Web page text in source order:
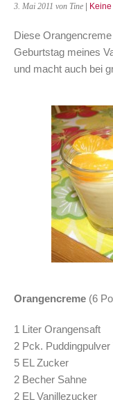
3. Mai 2011 von Tine |
Diese
Geburtstag meines
und macht auch bei
Orangencreme (6
1 Liter Orangensaft
2 Pck.
5 EL Zucker
2 Becher Sahne
2 EL Vanillezucker